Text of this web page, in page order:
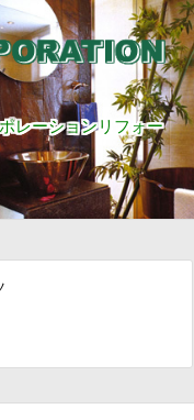
レーションリフォー